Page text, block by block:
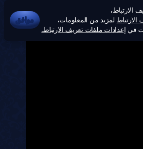
الارتباط،
لمزيد من المعلومات،
في إعدادات ملفات تعريف الارتباط.
موافق